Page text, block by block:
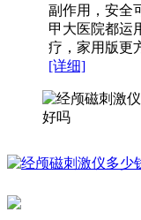
副作用，安全
甲大医院都运
疗，家用版
[详细]